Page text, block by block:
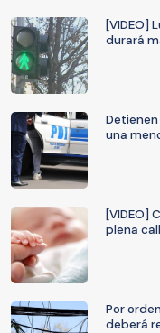
[VIDEO]
durará
una
[VIDEO]
plena
Por
deberá